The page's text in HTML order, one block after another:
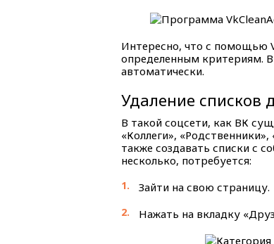
Интересно, что с помощью
определенным критериям. В
автоматически.
Удаление списков
В такой соцсети, как ВК
«Коллеги»,
также создавать списки с
несколько, потребуется:
Зайти на свою страницу.
Нажать на вкладку